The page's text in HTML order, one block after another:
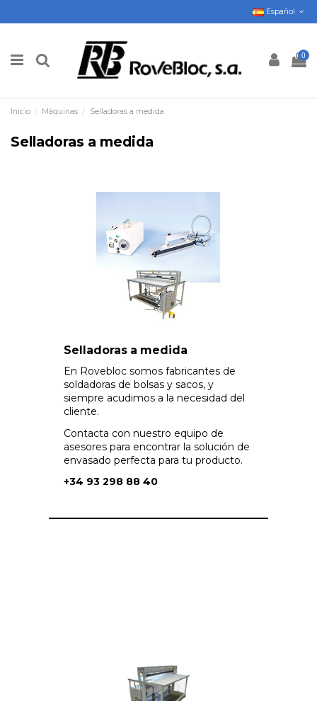
Español
0
Inicio Máquinas Selladoras a medida
Selladoras a medida
Selladoras a medida
En Rovebloc somos fabricantes de
soldadoras de bolsas y sacos, y
siempre acudimos a la necesidad del
cliente.
Contacta con nuestro equipo de
asesores para encontrar la solución de
envasado perfecta para tu producto.
+34 93 298 88 40